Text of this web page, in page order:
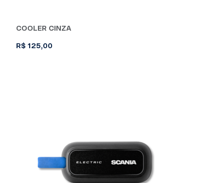
COOLER CINZA
R$ 125,00